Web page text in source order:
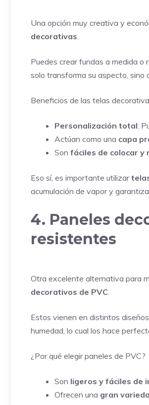
Una opción muy creativa y
decorativas
Puedes crear fundas a medida
solo transforma su aspecto, sino
Beneficios de las telas
Personalización total:
Actúan como una capa
Son fáciles de colocar y
Eso sí, es importante utilizar
acumulación de vapor y
4. Paneles
resistentes
Otra excelente alternativa para
decorativos de PVC
Estos vienen en distintos
humedad, lo cual los hace
¿Por qué elegir paneles de PVC?
Son ligeros y fáciles de
Ofrecen una gran